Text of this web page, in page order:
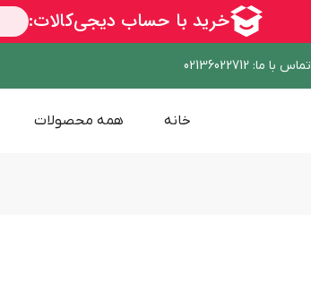
تماس با ما:
02136022712
خانه همه محصولات